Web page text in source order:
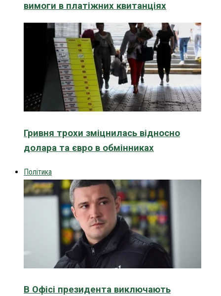
вимоги в платіжних квитанціях
Гривня трохи зміцнилась відносно
долара та євро в обмінниках
Політика
В Офісі президента виключають